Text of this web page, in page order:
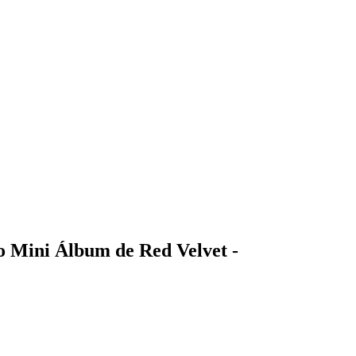
Mini Álbum de Red Velvet -